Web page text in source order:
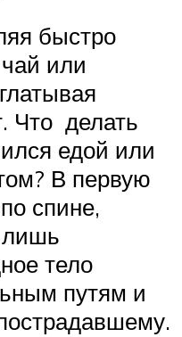
быстро
или
Что делать
едой или
В первую
спине,
лишь
тело
путям и